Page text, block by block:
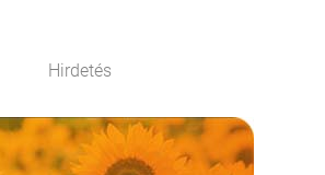
Hirdetés